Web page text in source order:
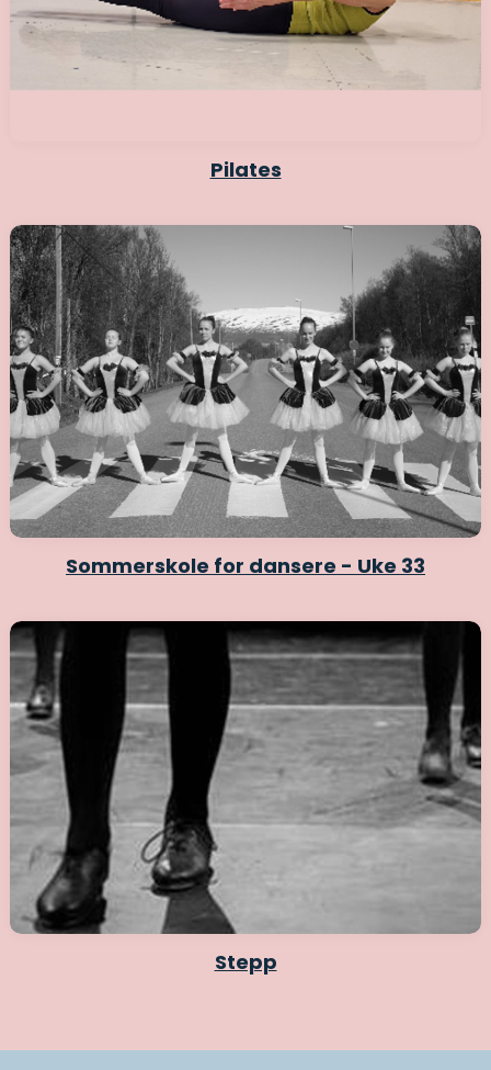
Pilates
Sommerskole for dansere - Uke 33
Stepp